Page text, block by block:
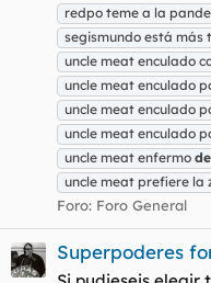
redpo teme a la
segismundo está más
uncle meat enculado
uncle meat enculado
uncle meat enculado
uncle meat enculado
uncle meat enfermo de
uncle meat prefiere la
Foro: Foro General
Superpoderes